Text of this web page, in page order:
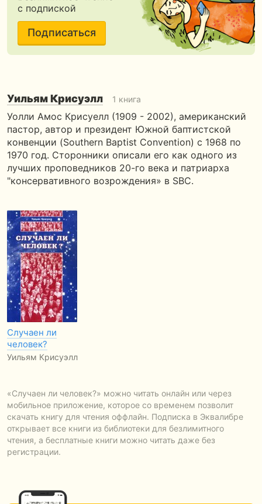
с подпиской
Подписаться
Уильям Крисуэлл 1 книга
Уолли Амос Крисуелл (1909 - 2002), американский
пастор, автор и президент Южной баптистской
конвенции (Southern Baptist Convention) с 1968 по
1970 год. Сторонники описали его как одного из
лучших проповедников 20-го века и патриарха
"консервативного возрождения» в SBC.
Случаен ли
человек?
Уильям Крисуэлл
«Случаен ли человек?» можно читать онлайн или через
мобильное приложение, которое со временем позволит
скачать книгу для чтения оффлайн. Подписка в Эквалибре
открывает все книги из библиотеки для безлимитного
чтения, а бесплатные книги можно читать даже без
регистрации.